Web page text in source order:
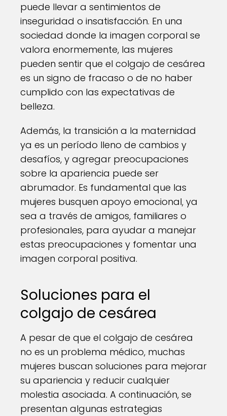
puede llevar a sentimientos de
inseguridad o insatisfacción. En una
sociedad donde la imagen corporal se
valora enormemente, las mujeres
pueden sentir que el colgajo de cesárea
es un signo de fracaso o de no haber
cumplido con las expectativas de
belleza.
Además, la transición a la maternidad
ya es un período lleno de cambios y
desafíos, y agregar preocupaciones
sobre la apariencia puede ser
abrumador. Es fundamental que las
mujeres busquen apoyo emocional, ya
sea a través de amigos, familiares o
profesionales, para ayudar a manejar
estas preocupaciones y fomentar una
imagen corporal positiva.
Soluciones para el
colgajo de cesárea
A pesar de que el colgajo de cesárea
no es un problema médico, muchas
mujeres buscan soluciones para mejorar
su apariencia y reducir cualquier
molestia asociada. A continuación, se
presentan algunas estrategias